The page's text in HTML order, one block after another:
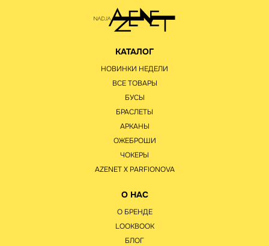
КАТАЛОГ
НОВИНКИ НЕДЕЛИ
ВСЕ ТОВАРЫ
БУСЫ
БРАСЛЕТЫ
АРКАНЫ
ОЖЕБРОШИ
ЧОКЕРЫ
AZENET Х PARFIONOVA
О НАС
О БРЕНДЕ
LOOKBOOK
БЛОГ